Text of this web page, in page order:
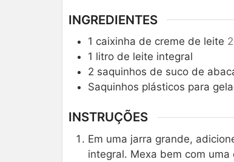
INGREDIENTES
1 caixinha de creme de leite
1 litro de leite integral
2 saquinhos de suco de
Saquinhos plásticos para
INSTRUÇÕES
Em uma jarra grande,
integral. Mexa bem com